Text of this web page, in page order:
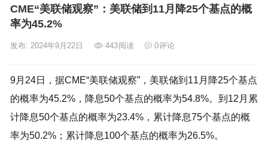
CME“美联储观察”：美联储到11月降25个基点的概
率为45.2%
发布: 2024年9月22日 443阅读 0评论
9月24日，据CME“美联储观察”，美联储到11月降25个基点
的概率为45.2%，降息50个基点的概率为54.8%。到12月累
计降息50个基点的概率为23.4%，累计降息75个基点的概
率为50.2%；累计降息100个基点的概率为26.5%。